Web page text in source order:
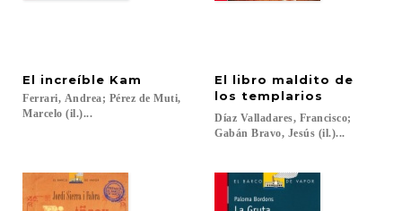
El increíble Kam
Ferrari, Andrea; Pérez de Muti,
Marcelo (il.)...
El libro maldito de
los templarios
Díaz Valladares, Francisco;
Gabán Bravo, Jesús (il.)...